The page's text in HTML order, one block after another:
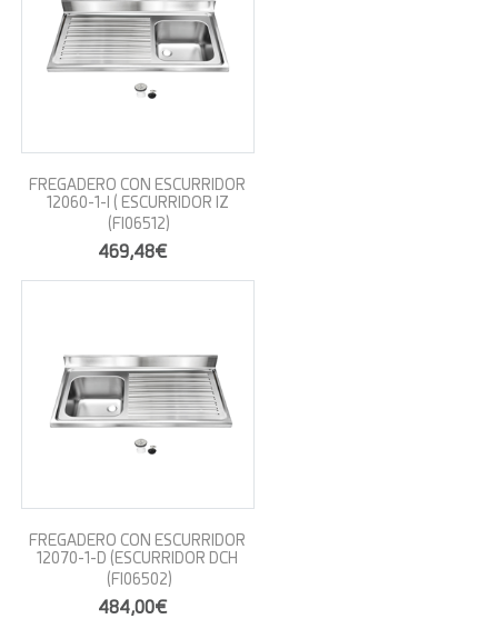
FREGADERO CON ESCURRIDOR
12060-1-I ( ESCURRIDOR IZ
(FI06512)
469,48€
FREGADERO CON ESCURRIDOR
12070-1-D (ESCURRIDOR DCH
(FI06502)
484,00€